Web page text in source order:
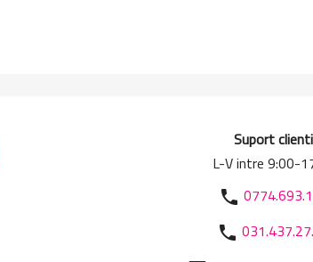
Suport clienti
L-V intre 9:00-
phone
phone